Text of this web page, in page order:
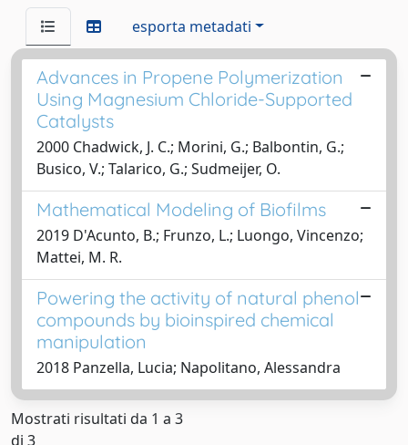
esporta metadati
Advances in Propene Polymerization
Using Magnesium Chloride-Supported
Catalysts
2000 Chadwick, J. C.; Morini, G.; Balbontin, G.;
Busico, V.; Talarico, G.; Sudmeijer, O.
Mathematical Modeling of Biofilms
2019 D'Acunto, B.; Frunzo, L.; Luongo, Vincenzo;
Mattei, M. R.
Powering the activity of natural phenol
compounds by bioinspired chemical
manipulation
2018 Panzella, Lucia; Napolitano, Alessandra
Mostrati risultati da 1 a 3
di 3